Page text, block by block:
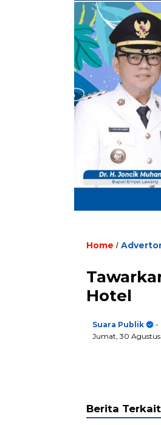
Home /
Hotel
Suara Publik
-
Jumat, 30 Agustus
Berita Terkait